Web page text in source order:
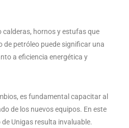
calderas, hornos y estufas que
de petróleo puede significar una
a eficiencia energética y
es fundamental capacitar al
de los nuevos equipos. En este
Unigas resulta invaluable.